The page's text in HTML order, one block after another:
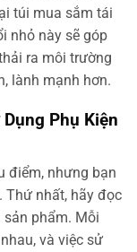
túi mua sắm tái
nhỏ này sẽ góp
ra môi trường
lành mạnh hơn.
Phụ Kiện
điểm, nhưng bạn
Thứ nhất, hãy đọc
phẩm. Mỗi
và việc sử